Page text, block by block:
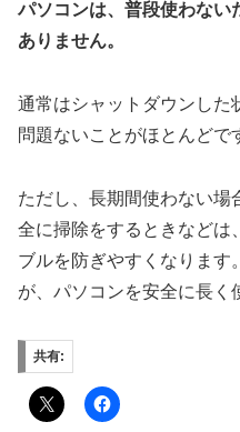
パソコンは、普段使わない
ありません。
通常はシャットダウンした
問題ないことがほとんどで
ただし、長期間使わない場
全に掃除をするときなどは
ブルを防ぎやすくなります
が、パソコンを安全に長く
共有: